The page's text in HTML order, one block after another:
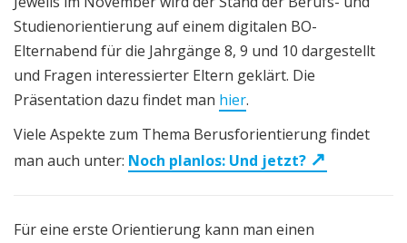
Studienorientierung auf einem digitalen BO-
Elternabend für die Jahrgänge 8, 9 und 10 dargestellt
und Fragen interessierter Eltern geklärt. Die
Präsentation dazu findet man hier.
Viele Aspekte zum Thema Berusforientierung findet
man auch unter: Noch planlos: Und jetzt?
Für eine erste Orientierung kann man einen